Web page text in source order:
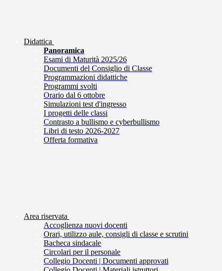
Didattica
Panoramica
Esami di Maturità 2025/26
Documenti del Consiglio di Classe
Programmazioni didattiche
Programmi svolti
Orario dal 6 ottobre
Simulazioni test d'ingresso
I progetti delle classi
Contrasto a bullismo e cyberbullismo
Libri di testo 2026-2027
Offerta formativa
Area riservata
Accoglienza nuovi docenti
Orari, utilizzo aule, consigli di classe e scrutini
Bacheca sindacale
Circolari per il personale
Collegio Docenti | Documenti approvati